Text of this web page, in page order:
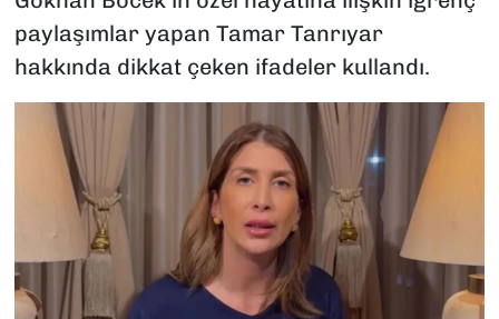
paylaşımlar yapan Tamar Tanrıyar
hakkında dikkat çeken ifadeler kullandı.